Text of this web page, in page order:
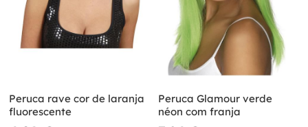
Peruca rave cor de laranja
fluorescente
Peruca Glamour verde
néon com franja